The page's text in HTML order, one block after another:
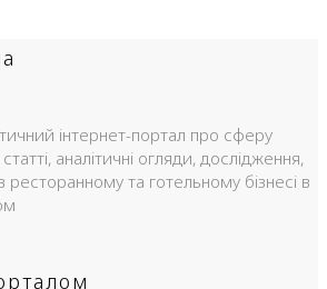
інтернет-портал про сферу
аналітичні огляди, дослідження,
ресторанному та готельному бізнесі в